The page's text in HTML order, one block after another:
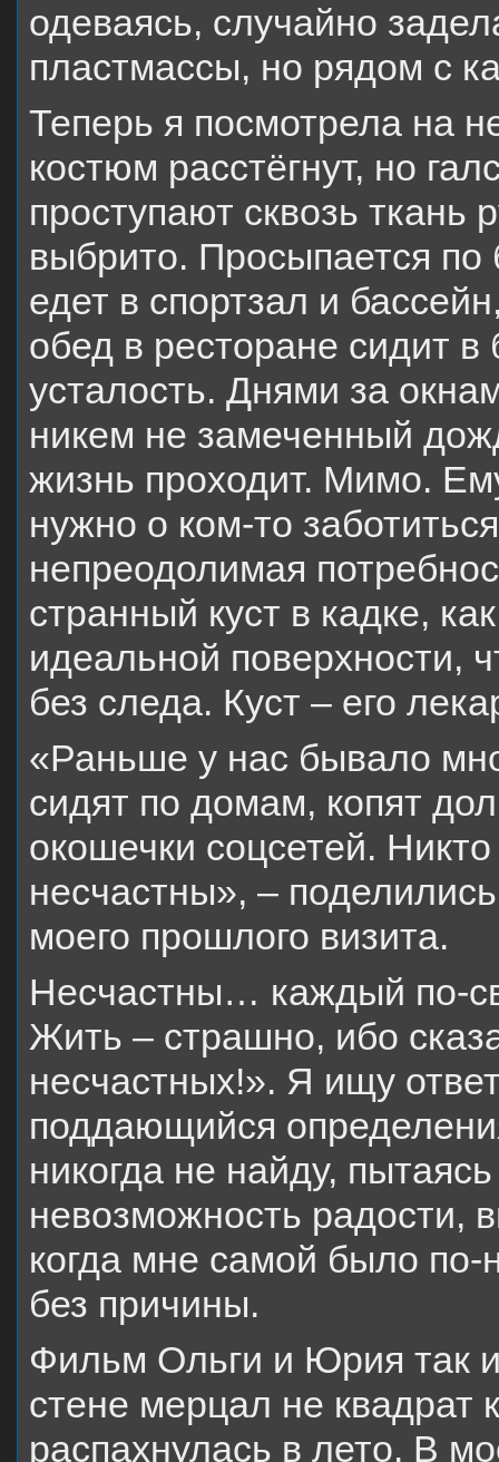
одеваясь, случайно
пластмассы, но рядом с
Теперь я посмотрела на
костюм расстёгнут, но
проступают сквозь ткань
выбрито. Просыпается по
едет в спортзал и
обед в ресторане сидит
усталость. Днями за
никем не замеченный
жизнь проходит. Мимо.
нужно о ком-то
непреодолимая
странный куст в кадке,
идеальной поверхности,
без следа. Куст – его
«Раньше у нас бывало
сидят по домам, копят
окошечки соцсетей.
несчастны», –
моего прошлого визита.
Несчастны… каждый по-
Жить – страшно, ибо
несчастных!». Я ищу
поддающийся
никогда не найду,
невозможность радости,
когда мне самой было
без причины.
Фильм Ольги и Юрия так
стене мерцал не квадрат
распахнулась в лето. В